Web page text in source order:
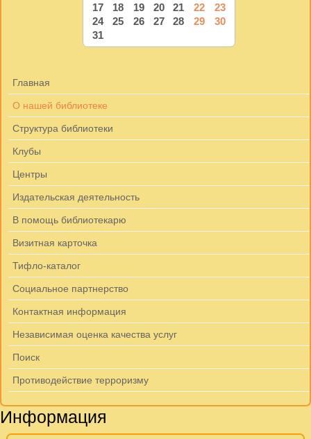
17
18 19 20 21 22
23
24
25 26 27 28 29
30
31
Главная
О нашей библиотеке
Структура библиотеки
Клубы
Центры
Издательская деятельность
В помощь библиотекарю
Визитная карточка
Тифло-каталог
Социальное партнерство
Контактная информация
Независимая оценка качества услуг
Поиск
Противодействие терроризму
Информация